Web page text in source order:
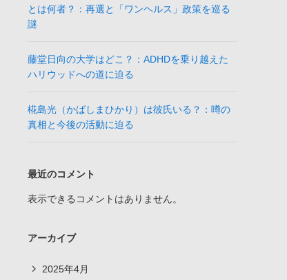
とは何者？：再選と「ワンヘルス」政策を巡る
謎
藤堂日向の大学はどこ？：ADHDを乗り越えた
ハリウッドへの道に迫る
椛島光（かばしまひかり）は彼氏いる？：噂の
真相と今後の活動に迫る
最近のコメント
表示できるコメントはありません。
アーカイブ
2025年4月